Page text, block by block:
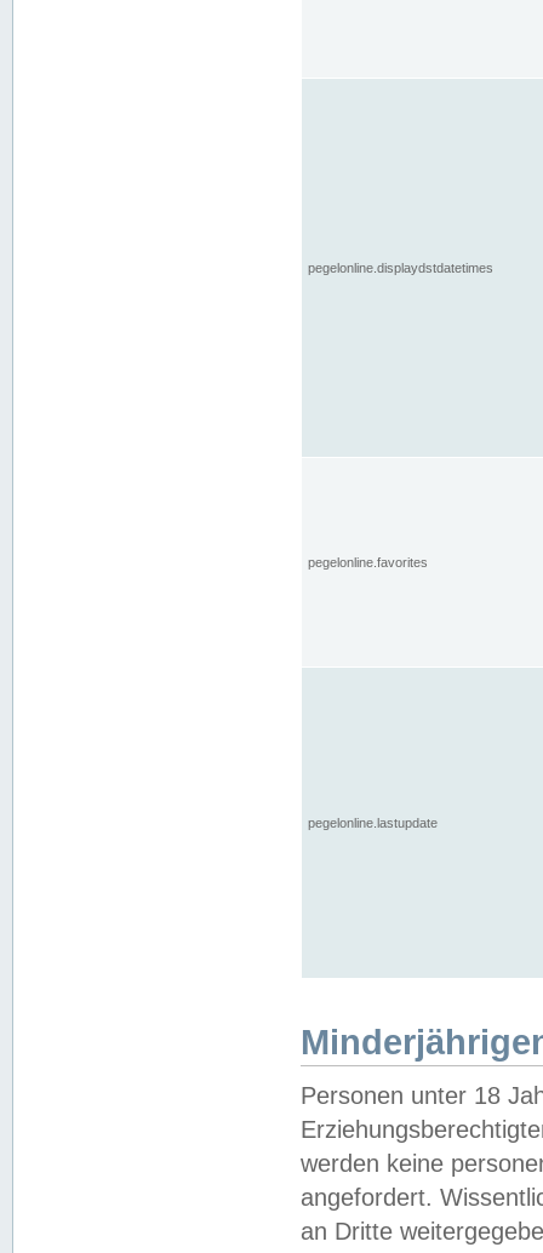
pegelonline.displaydstdatetimes
pegelonline.favorites
pegelonline.lastupdate
Personen unter 18
werden keine
angefordert.
an Dritte